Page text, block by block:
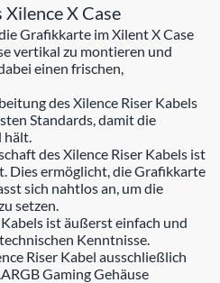
Xilence X Case
Grafikkarte im Xilent X Case
vertikal zu montieren und
einen frischen,
des Xilence Riser Kabels
Standards, damit die
des Xilence Riser Kabels ist
Dies ermöglicht, die Grafikkarte
sich nahtlos an, um die
setzen.
ist äußerst einfach und
Kenntnisse.
Riser Kabel ausschließlich
Gaming Gehäuse